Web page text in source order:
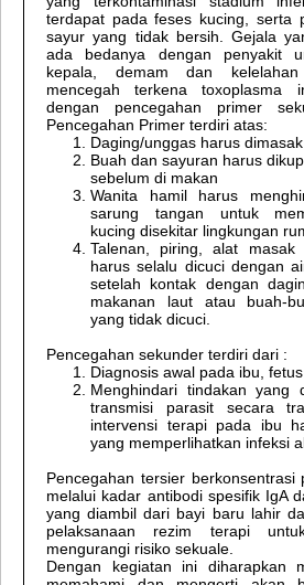
terdapat pada feses kucing, serta
sayur yang tidak bersih. Gejala
ada bedanya dengan penyakit
kepala, demam dan
mencegah terkena toxoplasma
dengan pencegahan primer
Pencegahan Primer terdiri atas:
Daging/unggas harus
Buah dan sayuran harus
sebelum di makan
Wanita hamil harus
sarung tangan untuk
kucing disekitar lingkungan
Talenan, piring, alat
harus selalu dicuci dengan
setelah kontak dengan
makanan laut atau buah-
yang tidak dicuci.
Pencegahan sekunder terdiri dari :
Diagnosis awal pada ibu,
Menghindari tindakan yang
transmisi parasit secara
intervensi terapi pada ibu
yang memperlihatkan infeksi
Pencegahan tersier berkonsentrasi
melalui kadar antibodi spesifik IgA
yang diambil dari bayi baru lahir
pelaksanaan rezim terapi
mengurangi risiko sekuale.
Dengan kegiatan ini diharapkan